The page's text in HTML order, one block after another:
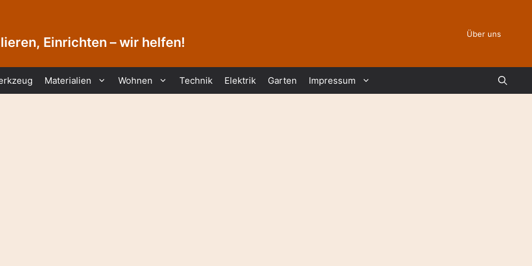
Einrichten – wir helfen!
Über uns
Materialien Wohnen Technik Elektrik Garten Impressum